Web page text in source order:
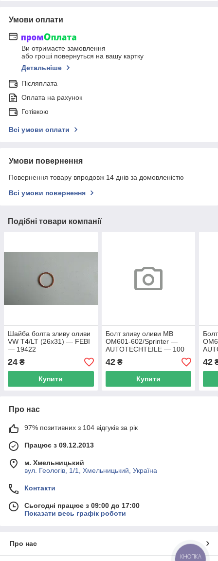
Умови оплати
Ви отримаєте замовлення
або гроші повернуться на вашу картку
Детальніше
Післяплата
Оплата на рахунок
Готівкою
Всі умови оплати
Умови повернення
Повернення товару впродовж 14 днів за домовленістю
Всі умови повернення
Подібні товари компанії
Шайба болта зливу оливи
VW T4/LT (26x31) — FEBI
— 19422
24 ₴
Купити
Болт зливу оливи MB
OM601-602/Sprinter —
AUTOTECHTEILE — 100
9903
42₴
Купити
42
Про нас
97% позитивних з 104 відгуків за рік
Працює з 09.12.2013
м. Хмельницький
вул. Геологів, 1/1, Хмельницький, Україна
Контакти
Сьогодні працює з 09:00 до 17:00
Показати весь графік роботи
Про нас
КНОПКА